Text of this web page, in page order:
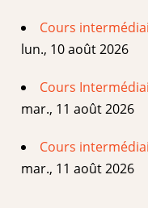
Cours
lun., 10 août 2026
Cours
mar., 11 août 2026
Cours
mar., 11 août 2026